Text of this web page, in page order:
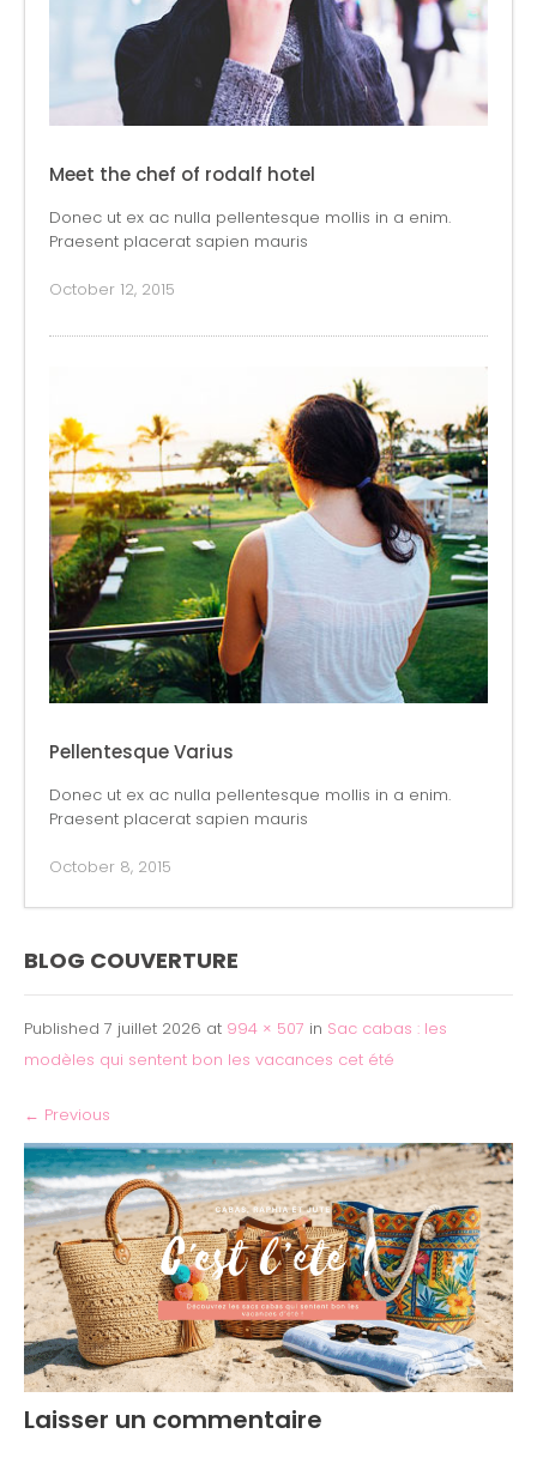
Meet the chef of rodalf hotel
Donec ut ex ac nulla pellentesque mollis in a enim.
Praesent placerat sapien mauris
October 12, 2015
Pellentesque Varius
Donec ut ex ac nulla pellentesque mollis in a enim.
Praesent placerat sapien mauris
October 8, 2015
BLOG COUVERTURE
Published 7 juillet 2026 at 994 × 507 in Sac cabas : les
modèles qui sentent bon les vacances cet été
← Previous
Laisser un commentaire